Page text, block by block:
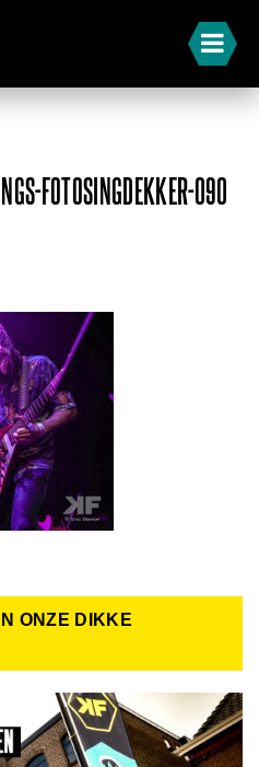
FOTOSINGDEKKER-090
ONZE DIKKE